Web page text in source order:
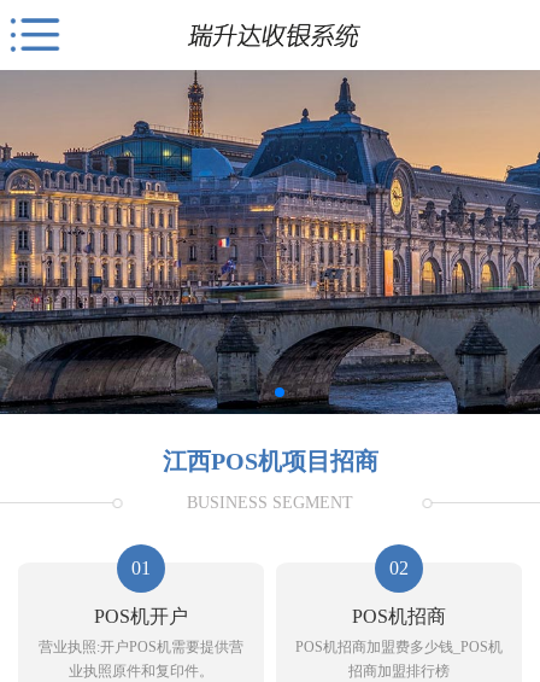
江西POS机项目招商
BUSINESS SEGMENT
01
POS机开户
营业执照:开户POS机需要提供营
业执照原件和复印件。
02
POS机招商
POS机招商加盟费多少钱_POS机
招商加盟排行榜